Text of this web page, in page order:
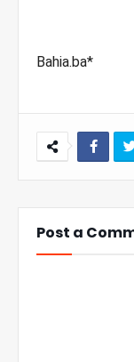
Bahia.ba*
Post a